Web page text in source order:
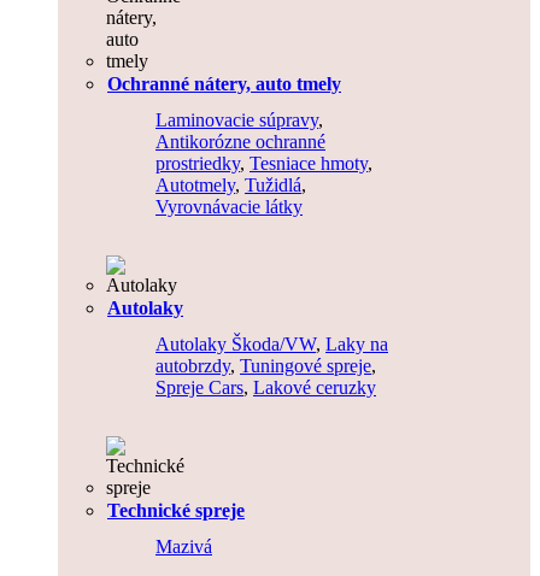
Ochranné nátery, auto tmely
Laminovacie súpravy,
Antikorózne ochranné
prostriedky, Tesniace hmoty,
Autotmely, Tužidlá,
Vyrovnávacie látky
Autolaky
Autolaky Škoda/VW, Laky na
autobrzdy, Tuningové spreje,
Spreje Cars, Lakové ceruzky
Technické spreje
Mazivá